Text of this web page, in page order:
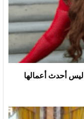
أحدث أعمالها